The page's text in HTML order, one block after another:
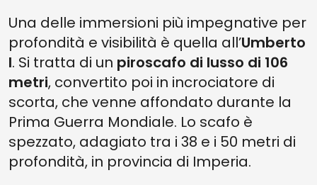
Una delle immersioni più impegnative per
profondità e visibilità è quella all’Umberto
I. Si tratta di un piroscafo di lusso di 106
metri, convertito poi in incrociatore di
scorta, che venne affondato durante la
Prima Guerra Mondiale. Lo scafo è
spezzato, adagiato tra i 38 e i 50 metri di
profondità, in provincia di Imperia.